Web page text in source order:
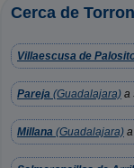
Cerca de
Villaescusa de
Pareja (Guadalajara) a
Millana (Guadalajara)